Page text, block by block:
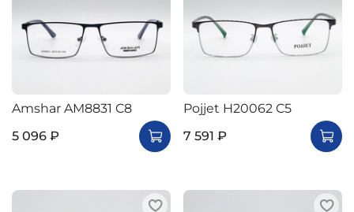
Amshar AM8831 C8
5 096 ₽
Pojjet H20062 C5
7 591 ₽